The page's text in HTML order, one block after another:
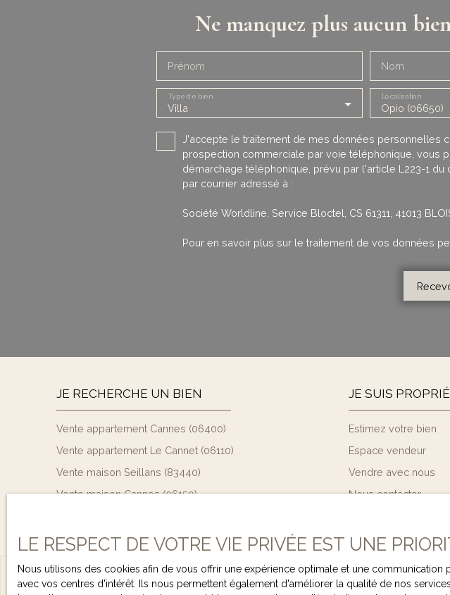
Ne manquez plus aucun
Prénom Nom
Villa
Type de bien
Opio (06650)
Localisation
J'accepte le traitement de mes données personnelles
prospection commerciale par voie téléphonique, vous
démarchage téléphonique, prévu par l'article L223-1
par courrier adressé à :
Société Worldline, Service Bloctel, CS 61311, 41013
Pour en savoir plus sur le traitement de vos données
JE RECHERCHE UN BIEN
Vente appartement Cannes (06400)
Vente appartement Le Cannet (06110)
Vente maison Seillans (83440)
Vente maison Cannes (06150)
JE SUIS
Estimez votre bien
Espace vendeur
Vendre avec nous
Nous contacter
LE RESPECT DE VOTRE VIE PRIVÉE EST UNE
Nous utilisons des cookies afin de vous offrir une expérience optimale et une
avec vos centres d'intérêt. Ils nous permettent également d'améliorer la qualité de nos